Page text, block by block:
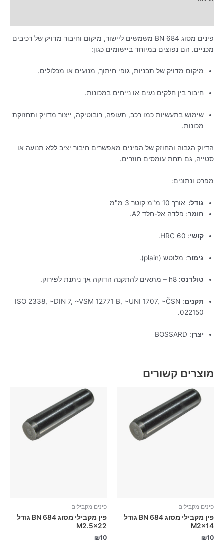
פינים מסוג BN 684 משמשים ליישור, מיקום וחיבור מדויק של רכיבים
מכניים. הם נפוצים במיוחד ביישומים כגון:
מיקום מדויק של תבניות, גופי חיתוך, מנועים או מכלולים.
חיבור בין חלקים נעים או נייחים במכונות.
שימוש בתעשיות כמו רכב, תעופה, רובוטיקה, ייצור מדויק ותחזוקת
מכונות.
הדיוק הגבוה והחוזק של הפינים מאפשרים חיבור יציב ללא תנועה או
סטייה, גם תחת עומסים חוזרים.
מפרט ונתונים:
גודל: אורך 10 מ"מ קוטר 3 מ"מ
חומר: פלדה אל-חלד A2.
קושי:
60 HRC.
גימור: מלוטש (plain).
טולרנס: h8 – מתאים להתקנה הדוקה אך ניתנת לפירוק.
תקנים
: ISO 2338, ~DIN 7, ~VSM 12771 B, ~UNI 1707, ~ČSN
022150.
יצרן: BOSSARD
מוצרים קשורים
פינים מקבילים
פין מקבילי מסוג BN 684 גודל
M2x14
₪10
פינים מקבילים
פין מקבילי מסוג BN 684 גודל
M2.5×22
₪10